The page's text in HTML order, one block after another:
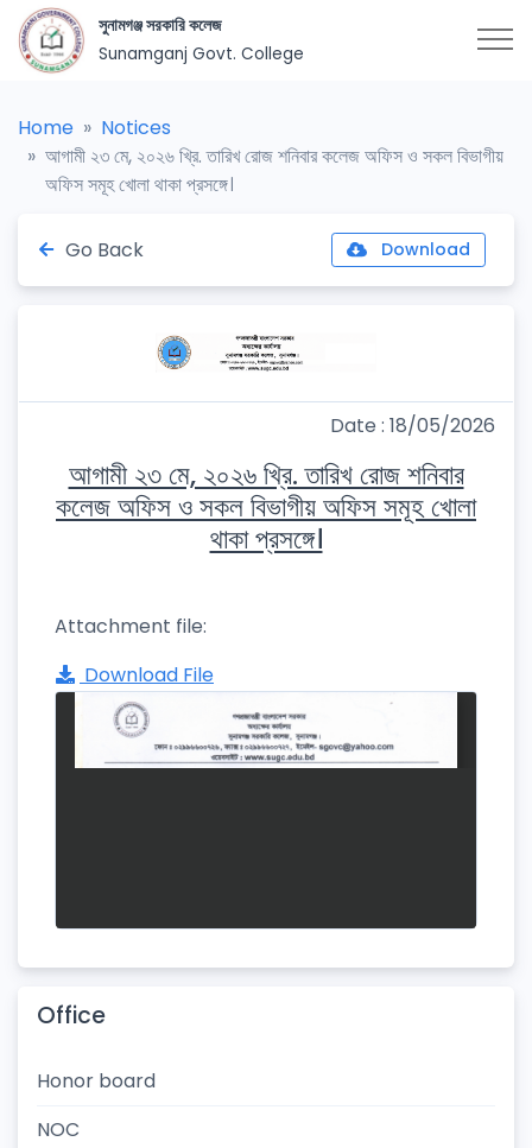
সুনামগঞ্জ সরকারি কলেজ
Sunamganj Govt. College
Home
Notices
আগামী ২৩ মে, ২০২৬ খ্রি. তারিখ রোজ শনিবার কলেজ অফিস ও সকল বিভাগীয়
অফিস সমূহ খোলা থাকা প্রসঙ্গে।
Go Back Download
Date : 18/05/2026
আগামী ২৩ মে, ২০২৬ খ্রি. তারিখ রোজ শনিবার
কলেজ অফিস ও সকল বিভাগীয় অফিস সমূহ খোলা
থাকা প্রসঙ্গে।
Attachment file:
Download File
Office
Honor board
NOC